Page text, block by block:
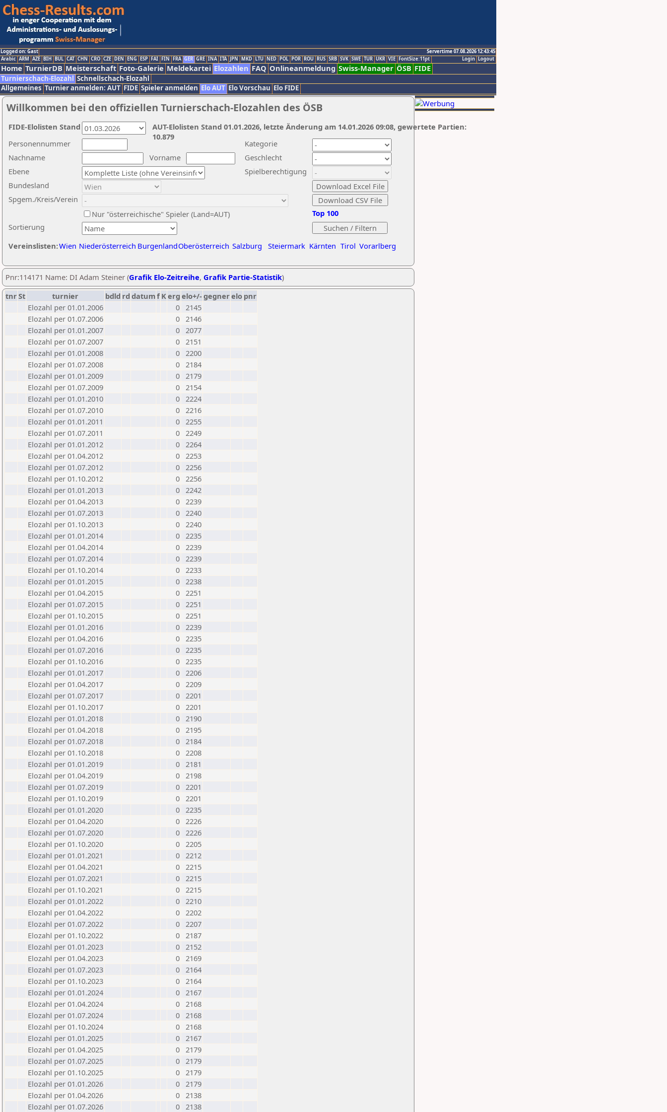
Logged on: Gast
Servertime 07.08.2026 12:43:45
Logout
Login
Arabic ARM AZE BIH BUL CAT CHN CRO CZE DEN ENG ESP FAI FIN FRA GER GRE INA ITA JPN MKD LTU NED POL POR ROU RUS SRB SVK SWE TUR UKR VIE FontSize:11pt
Home TurnierDB Meisterschaft Foto-Galerie Meldekartei Elozahlen FAQ Onlineanmeldung Swiss-Manager ÖSB FIDE
Turnierschach-Elozahl Schnellschach-Elozahl
Allgemeines Turnier anmelden: AUT FIDE Spieler anmelden Elo AUT Elo Vorschau Elo FIDE
Willkommen bei den offiziellen Turnierschach-Elozahlen des ÖSB
Nachname
Vorname
Ebene
Kategorie
Sortierung
Personennummer
Bundesland
Spgem./Kreis/Verein
Geschlecht
Nur "österreichische" Spieler (Land=AUT)
Spielberechtigung
Vereinslisten:Wien Niederösterreich BurgenlandOberösterreich Salzburg Steiermark Kärnten Tirol Vorarlberg
Top 100
AUT-Elolisten Stand 01.01.2026, letzte Änderung am 14.01.2026 09:08, gewertete Partien:
10.879
FIDE-Elolisten Stand
Pnr:114171 Name: DI Adam Steiner (Grafik Elo-Zeitreihe, Grafik Partie-Statistik)
tnrSt turnier bdld rd datumf Kerg elo+/-gegnerelo pnr
Elozahl per 01.01.2006
0 2145
Elozahl per 01.07.2006
0 2146
Elozahl per 01.01.2007
0 2077
Elozahl per 01.07.2007
0 2151
Elozahl per 01.01.2008
0 2200
Elozahl per 01.07.2008
0 2184
Elozahl per 01.01.2009
0 2179
Elozahl per 01.07.2009
0 2154
Elozahl per 01.01.2010
0 2224
Elozahl per 01.07.2010
0 2216
Elozahl per 01.01.2011
0 2255
Elozahl per 01.07.2011
0 2249
Elozahl per 01.01.2012
0 2264
Elozahl per 01.04.2012
0 2253
Elozahl per 01.07.2012
0 2256
Elozahl per 01.10.2012
0 2256
Elozahl per 01.01.2013
0 2242
Elozahl per 01.04.2013
0 2239
Elozahl per 01.07.2013
0 2240
Elozahl per 01.10.2013
0 2240
Elozahl per 01.01.2014
0 2235
Elozahl per 01.04.2014
0 2239
Elozahl per 01.07.2014
0 2239
Elozahl per 01.10.2014
0 2233
Elozahl per 01.01.2015
0 2238
Elozahl per 01.04.2015
0 2251
Elozahl per 01.07.2015
0 2251
Elozahl per 01.10.2015
0 2251
Elozahl per 01.01.2016
0 2239
Elozahl per 01.04.2016
0 2235
Elozahl per 01.07.2016
0 2235
Elozahl per 01.10.2016
0 2235
Elozahl per 01.01.2017
0 2206
Elozahl per 01.04.2017
0 2209
Elozahl per 01.07.2017
0 2201
Elozahl per 01.10.2017
0 2201
Elozahl per 01.01.2018
0 2190
Elozahl per 01.04.2018
0 2195
Elozahl per 01.07.2018
0 2184
Elozahl per 01.10.2018
0 2208
Elozahl per 01.01.2019
0 2181
Elozahl per 01.04.2019
0 2198
Elozahl per 01.07.2019
0 2201
Elozahl per 01.10.2019
0 2201
Elozahl per 01.01.2020
0 2235
Elozahl per 01.04.2020
0 2226
Elozahl per 01.07.2020
0 2226
Elozahl per 01.10.2020
0 2205
Elozahl per 01.01.2021
0 2212
Elozahl per 01.04.2021
0 2215
Elozahl per 01.07.2021
0 2215
Elozahl per 01.10.2021
0 2215
Elozahl per 01.01.2022
0 2210
Elozahl per 01.04.2022
0 2202
Elozahl per 01.07.2022
0 2207
Elozahl per 01.10.2022
0 2187
Elozahl per 01.01.2023
0 2152
Elozahl per 01.04.2023
0 2169
Elozahl per 01.07.2023
0 2164
Elozahl per 01.10.2023
0 2164
Elozahl per 01.01.2024
0 2167
Elozahl per 01.04.2024
0 2168
Elozahl per 01.07.2024
0 2168
Elozahl per 01.10.2024
0 2168
Elozahl per 01.01.2025
0 2167
Elozahl per 01.04.2025
0 2179
Elozahl per 01.07.2025
0 2179
Elozahl per 01.10.2025
0 2179
Elozahl per 01.01.2026
0 2179
Elozahl per 01.04.2026
0 2138
Elozahl per 01.07.2026
0 2138